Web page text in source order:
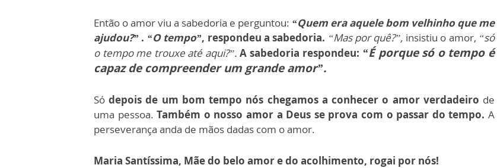
Então o amor viu a sabedoria e perguntou: “Quem era aquele bom velhinho que me
ajudou?” . “O tempo”, respondeu a sabedoria. “Mas por quê?”, insistiu o amor, “só
o tempo me trouxe até aqui?”.A sabedoria respondeu: “É porque só o tempo é
capaz de compreender um grande amor”.
Sódepois de um bom tempo nós chegamos a conhecer o amor verdadeiro de
uma pessoa.Também o nosso amor a Deus se prova com o passar do tempo. A
perseverança anda de mãos dadas com o amor.
Maria Santíssima, Mãe do belo amor e do acolhimento, rogai por nós!